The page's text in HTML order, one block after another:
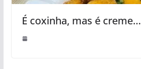
É coxinha, mas é creme…